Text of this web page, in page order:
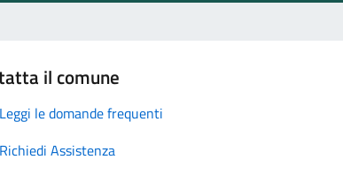
il comune
Leggi le domande frequenti
Richiedi Assistenza